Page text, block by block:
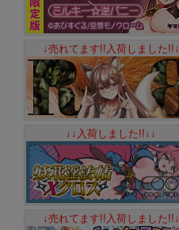
↓売れてます!!入荷しました!!↓
↓↓入荷しました!!↓↓
↓売れてます!!入荷しました!!↓